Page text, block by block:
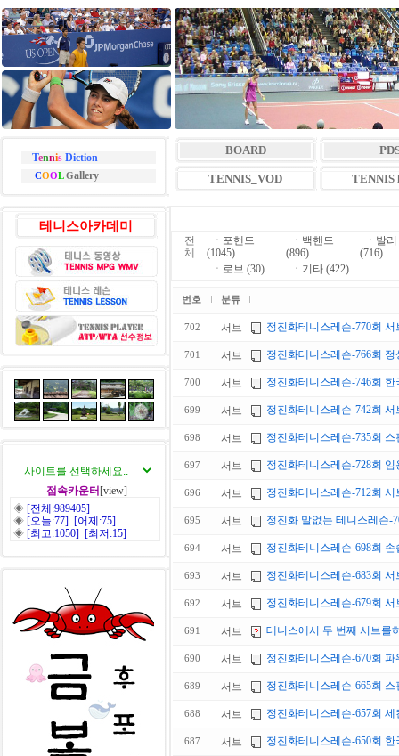
TennisDiction
COOLGallery
BOARD
TENNIS_VOD TENNIS
테니스아카데미
접속카운터 [view]
◈ [전체:989405]
◈ [오늘:77] [어제:75]
◈ [최고:1050] [최저:15]
전
체
ㆍ 포핸드
(1045)
ㆍ 백핸드
(896)
ㆍ 발리
(716)
ㆍ 로브 (30) ㆍ 기타 (422)
번호 분류
702 서브 정진화테니스레슨-770회
701 서브 정진화테니스레슨-766회
700 서브 정진화테니스레슨-746회
699 서브 정진화테니스레슨-742회
698 서브 정진화테니스레슨-735회
697 서브 정진화테니스레슨-728회
696 서브 정진화테니스레슨-712회 서
695 서브 정진화 말없는 테니스레슨-
694 서브 정진화테니스레슨-698회
693 서브 정진화테니스레슨-683회
692 서브 정진화테니스레슨-679회
691 서브 테니스에서 두 번째 서브를
690 서브 정진화테니스레슨-670회
689 서브 정진화테니스레슨-665회
688 서브 정진화테니스레슨-657회
687 서브 정진화테니스레슨-650회